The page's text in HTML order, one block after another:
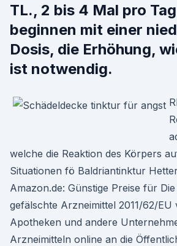
TL., 2 bis 4 Mal pro
beginnen mit einer
Dosis, die Erhöhung,
ist notwendig.
welche die Reaktion des Körpers
Situationen fö Baldriantinktur
Amazon.de: Günstige Preise für
gefälschte Arzneimittel 2011/62/EU
Apotheken und andere
Arzneimitteln online an die